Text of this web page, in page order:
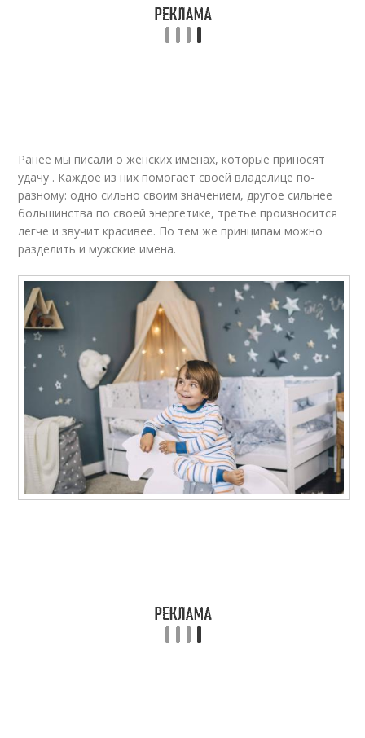
Ранее мы писали о женских именах, которые приносят
удачу . Каждое из них помогает своей владелице по-
разному: одно сильно своим значением, другое сильнее
большинства по своей энергетике, третье произносится
легче и звучит красивее. По тем же принципам можно
разделить и мужские имена.